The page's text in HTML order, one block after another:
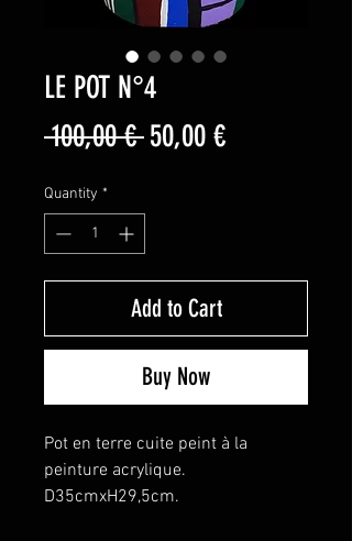
LE POT N°4
100,00 € Regular
50,00 €Sale
Quantity *
Add to Cart
Buy Now
Pot en terre cuite peint à la
peinture acrylique.
D35cmxH29,5cm.